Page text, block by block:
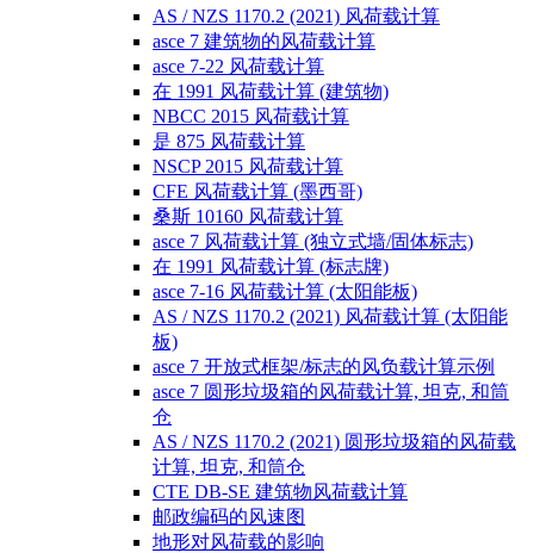
AS / NZS 1170.2 (2021) 风荷载计算
asce 7 建筑物的风荷载计算
asce 7-22 风荷载计算
在 1991 风荷载计算 (建筑物)
NBCC 2015 风荷载计算
是 875 风荷载计算
NSCP 2015 风荷载计算
CFE 风荷载计算 (墨西哥)
桑斯 10160 风荷载计算
asce 7 风荷载计算 (独立式墙/固体标志)
在 1991 风荷载计算 (标志牌)
asce 7-16 风荷载计算 (太阳能板)
AS / NZS 1170.2 (2021) 风荷载计算 (太阳能
板)
asce 7 开放式框架/标志的风负载计算示例
asce 7 圆形垃圾箱的风荷载计算, 坦克, 和筒
仓
AS / NZS 1170.2 (2021) 圆形垃圾箱的风荷载
计算, 坦克, 和筒仓
CTE DB-SE 建筑物风荷载计算
邮政编码的风速图
地形对风荷载的影响